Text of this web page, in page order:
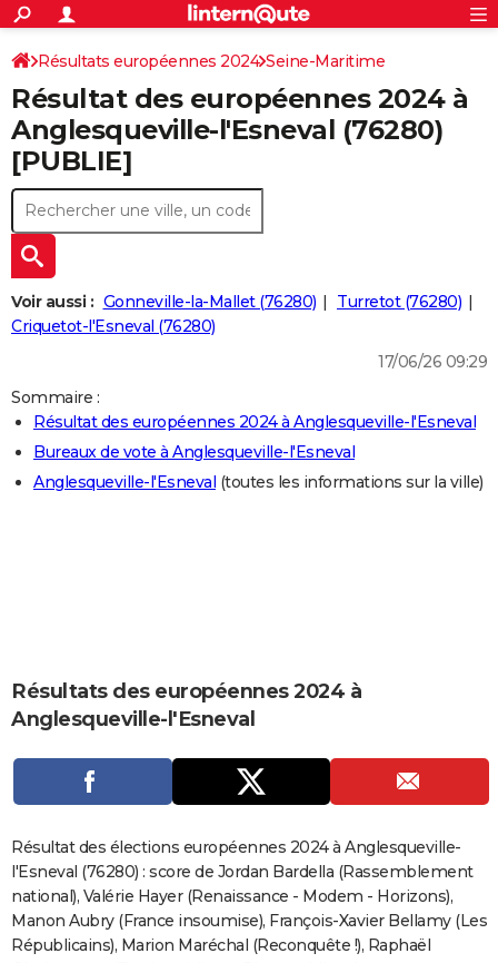
ACTUALITÉS
Politique
Société
Faits Divers
Education
Monde
Villes
+
SPORT
Coupe du monde 2026
Football
Tennis
Cyclisme
Rugby
Forum
CULTURE
Programme TV
TNT
Streaming
Cinéma
Sorties cinéma
Musique
+FINANCE
Retraite
Impôts
Epargne
Immobilier
Risques naturels par ville
Banque
Assurance
CréditAUTO
Essais
Réserver un essai
Citadines
Berlines
SUV
Forum auto
+HIGH-TECH
Mobiles
Meilleur smartphone
Internet
Ordinateurs
Jeux vidéo
Guide high-tech
+
BRICOLAGE
Forum
Aménagement intérieur
Extérieur
Cuisine
Salle de bains
Jardinage
Rangement
+
LIFESTYLE
Art de vivre
Bien-être
Loisirs
Mode
Modes de vie
SANTE
Alimentation
Guide de la santé
Maladies
Médicaments
Sommeil
VOYAGE
Carte de Noël
Carte Bonne année
Carte Saint-Valentin
Carte Pâques
Carte d'anniversaire
COPAINS D'AVANT
AVIS DE DÉCÈS
FORUM
Bricolage
Lifestyle
Culture
Sport
Auto
Television
Voyage
Cinema
Rechercher
S'inscrire
Connexion
Résultats européennes 2024 Seine-Maritime
Résultat des européennes 2024 à
Anglesqueville-l'Esneval (76280)
[PUBLIE]
Voir aussi : Gonneville-la-Mallet (76280)
Turretot (76280)
Criquetot-l'Esneval (76280)
17/06/26 09:29
Sommaire :
Résultat des européennes 2024 à Anglesqueville-l'Esneval
Bureaux de vote à Anglesqueville-l'Esneval
Anglesqueville-l'Esneval (toutes les informations sur la ville)
Résultats des européennes 2024 à
Anglesqueville-l'Esneval
Résultat des élections européennes 2024 à Anglesqueville-
l'Esneval (76280) : score de Jordan Bardella (Rassemblement
national), Valérie Hayer (Renaissance - Modem - Horizons),
Manon Aubry (France insoumise), François-Xavier Bellamy (Les
Républicains), Marion Maréchal (Reconquête !), Raphaël